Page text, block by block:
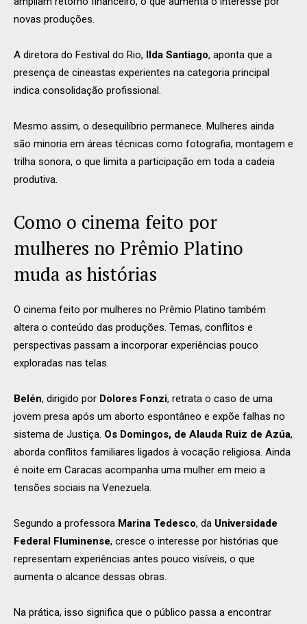
novas produções.
A diretora do Festival do Rio, Ilda Santiago, aponta que a
presença de cineastas experientes na categoria principal
indica consolidação profissional.
Mesmo assim, o desequilíbrio permanece. Mulheres ainda
são minoria em áreas técnicas como fotografia, montagem e
trilha sonora, o que limita a participação em toda a cadeia
produtiva.
Como o cinema feito por
mulheres no Prêmio Platino
muda as histórias
O cinema feito por mulheres no Prêmio Platino também
altera o conteúdo das produções. Temas, conflitos e
perspectivas passam a incorporar experiências pouco
exploradas nas telas.
Belén, dirigido por Dolores Fonzi, retrata o caso de uma
jovem presa após um aborto espontâneo e expõe falhas no
sistema de Justiça. Os Domingos, de Alauda Ruiz de Azúa,
aborda conflitos familiares ligados à vocação religiosa. Ainda
é noite em Caracas acompanha uma mulher em meio a
tensões sociais na Venezuela.
Segundo a professora Marina Tedesco, da Universidade
Federal Fluminense, cresce o interesse por histórias que
representam experiências antes pouco visíveis, o que
aumenta o alcance dessas obras.
Na prática, isso significa que o público passa a encontrar